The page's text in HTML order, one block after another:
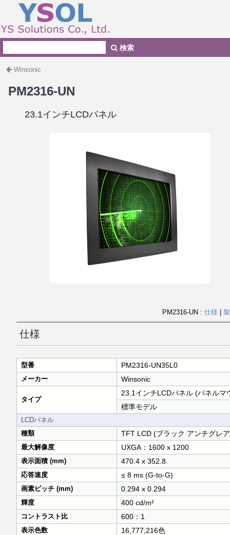
Winsonic
PM2316-UN
23.1インチLCDパネル
PM2316-UN : 仕様
仕様
型番 PM2316-UN35L0
メーカー Winsonic
タイプ
23.1インチLCDパネル (パネルマ
標準モデル
LCDパネル
種類
TFT LCD (ブラック アンチグレ
最大解像度 UXGA：1600 x 1200
表示面積 (mm) 470.4 x 352.8
応答速度 ≤ 8 ms (G-to-G)
画素ピッチ (mm) 0.294 x 0.294
輝度 400 cd/m²
コントラスト比 600：1
表示色数 16,777,216色
検索